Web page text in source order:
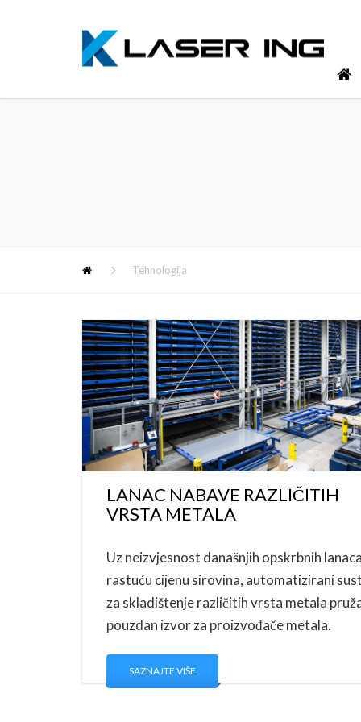
Tehnologija
LANAC NABAVE RAZLIČITIH
VRSTA METALA
Uz neizvjesnost današnjih opskrbnih
rastuću cijenu sirovina, automatizirani
za skladištenje različitih vrsta metala
pouzdan izvor za proizvođače metala.
SAZNAJTE VIŠE